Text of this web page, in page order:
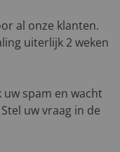
al onze klanten.
uiterlijk 2 weken
uw spam en wacht
uw vraag in de